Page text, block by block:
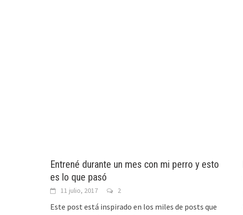
Entrené durante un mes con mi perro y esto
es lo que pasó
11 julio, 2017 2
Este post está inspirado en los miles de posts que